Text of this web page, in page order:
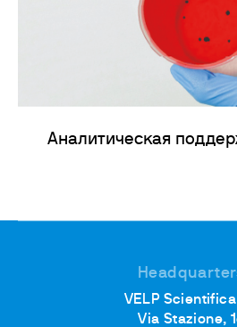
Аналитическая
VELP Scientifica
Via Stazione,